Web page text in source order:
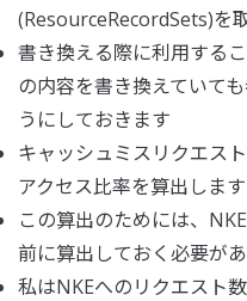
(ResourceRecordSets)を
書き換える際に利用する
の内容を書き換えていて
うにしておきます
キャッシュミスリクエス
アクセス比率を算出します
この算出のためには、
前に算出しておく必要が
私はNKEへのリクエスト